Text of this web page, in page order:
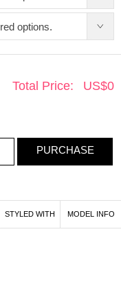
Total Price: US$0
PURCHASE
STYLED WITH MODEL INFO